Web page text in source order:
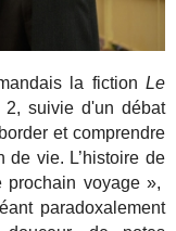
la fiction Le
suivie d'un débat
et comprendre
de vie. L’histoire de
prochain voyage »,
paradoxalement